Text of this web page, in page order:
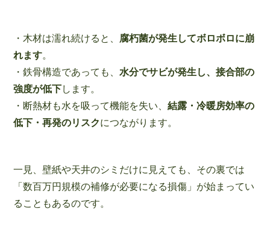
・木材は濡れ続けると、 腐朽菌が発生してボロボロに崩
れます。
・鉄骨構造であっても、 水分でサビが発生し、接合部の
強度が低下します。
・断熱材も水を吸って機能を失い、 結露・冷暖房効率の
低下・再発のリスクにつながります。
一見、壁紙や天井のシミだけに見えても、その裏では
「数百万円規模の補修が必要になる損傷」が始まってい
ることもあるのです。